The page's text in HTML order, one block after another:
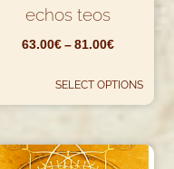
echos teos
63.00€–81.00€
SELECT OPTIONS